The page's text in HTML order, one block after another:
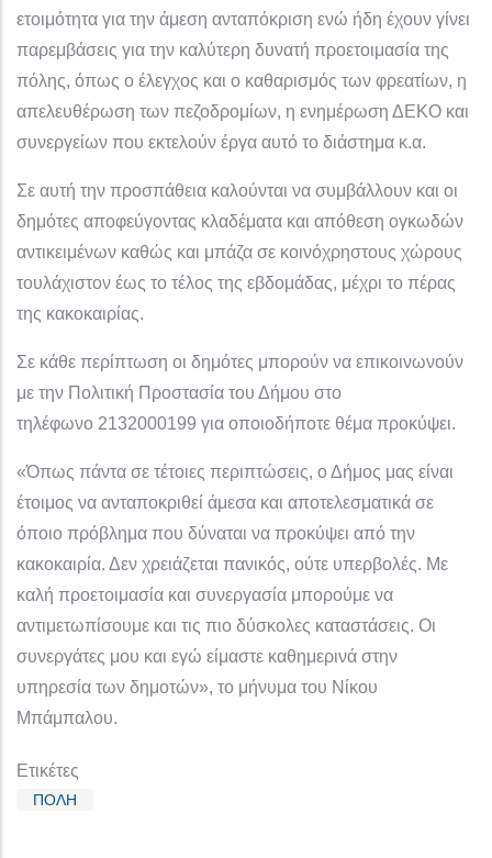
ετοιμότητα για την άμεση ανταπόκριση ενώ ήδη έχουν γίνει
παρεμβάσεις για την καλύτερη δυνατή προετοιμασία της
πόλης, όπως ο έλεγχος και ο καθαρισμός των φρεατίων, η
απελευθέρωση των πεζοδρομίων, η ενημέρωση ΔΕΚΟ και
συνεργείων που εκτελούν έργα αυτό το διάστημα κ.α.
Σε αυτή την προσπάθεια καλούνται να συμβάλλουν και οι
δημότες αποφεύγοντας κλαδέματα και απόθεση ογκωδών
αντικειμένων καθώς και μπάζα σε κοινόχρηστους χώρους
τουλάχιστον έως το τέλος της εβδομάδας, μέχρι το πέρας
της κακοκαιρίας.
Σε κάθε περίπτωση οι δημότες μπορούν να επικοινωνούν
με την Πολιτική Προστασία του Δήμου στο
τηλέφωνο 2132000199 για οποιοδήποτε θέμα προκύψει.
«Όπως πάντα σε τέτοιες περιπτώσεις, ο Δήμος μας είναι
έτοιμος να ανταποκριθεί άμεσα και αποτελεσματικά σε
όποιο πρόβλημα που δύναται να προκύψει από την
κακοκαιρία. Δεν χρειάζεται πανικός, ούτε υπερβολές. Με
καλή προετοιμασία και συνεργασία μπορούμε να
αντιμετωπίσουμε και τις πιο δύσκολες καταστάσεις. Οι
συνεργάτες μου και εγώ είμαστε καθημερινά στην
υπηρεσία των δημοτών», το μήνυμα του Νίκου
Μπάμπαλου.
Ετικέτες
ΠΟΛΗ